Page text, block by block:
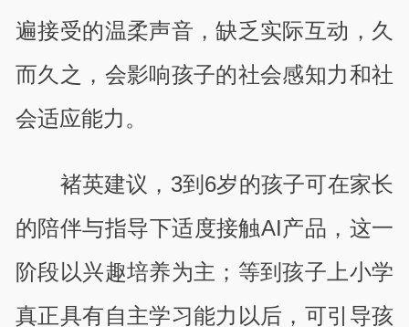
遍接受的温柔声音，缺乏实际互动，久
而久之，会影响孩子的社会感知力和社
会适应能力。
褚英建议，3到6岁的孩子可在家长
的陪伴与指导下适度接触AI产品，这一
阶段以兴趣培养为主；等到孩子上小学
真正具有自主学习能力以后，可引导孩